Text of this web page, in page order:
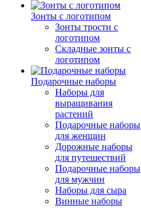
Зонты с логотипом
Зонты трости с
логотипом
Складные зонты с
логотипом
Подарочные наборы
Наборы для
выращивания
растений
Подарочные наборы
для женщин
Дорожные наборы
для путешествий
Подарочные наборы
для мужчин
Наборы для сыра
Винные наборы